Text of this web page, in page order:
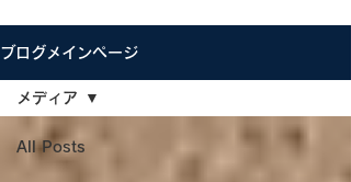
ブログメインページ
All Posts
メディア